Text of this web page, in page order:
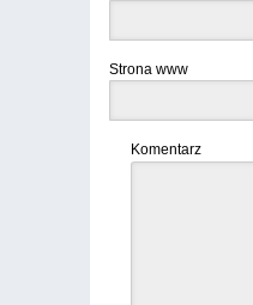
Strona www
Komentarz